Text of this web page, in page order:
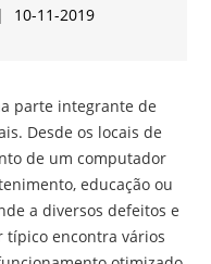
| 10-11-2019
parte integrante de
Desde os locais de
de um computador
educação ou
a diversos defeitos e
típico encontra vários